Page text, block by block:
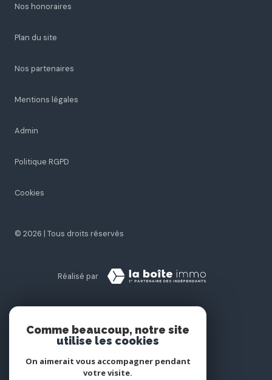
Nos honoraires
Plan du site
Nos partenaires
Mentions légales
Admin
Politique RGPD
Cookies
© 2026 | Tous droits réservés
Réalisé par
Comme beaucoup, notre site
utilise les cookies
On aimerait vous accompagner pendant
votre visite.